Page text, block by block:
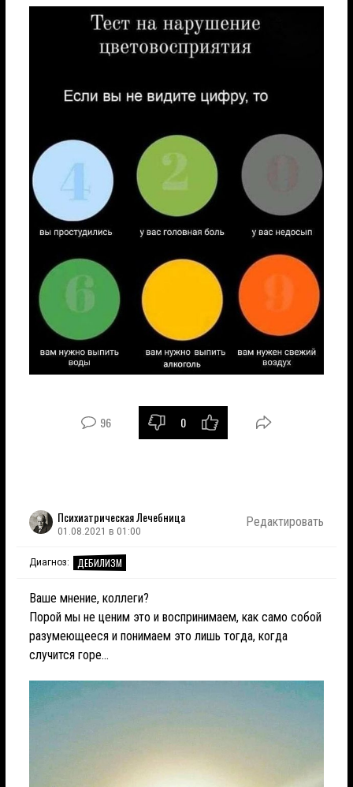
96 0
Психиатрическая Лечебница
01.08.2021 в 01:00
Редактировать
Диагноз: ДЕБИЛИЗМ
Ваше мнение, коллеги?
Порой мы не ценим это и воспринимаем, как само собой
разумеющееся и понимаем это лишь тогда, когда
случится горе...